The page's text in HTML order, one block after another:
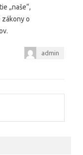
„naše“,
zákony o
admin